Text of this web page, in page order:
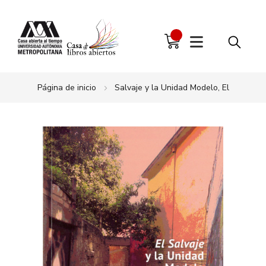
Página de inicio Salvaje y la Unidad Modelo, El